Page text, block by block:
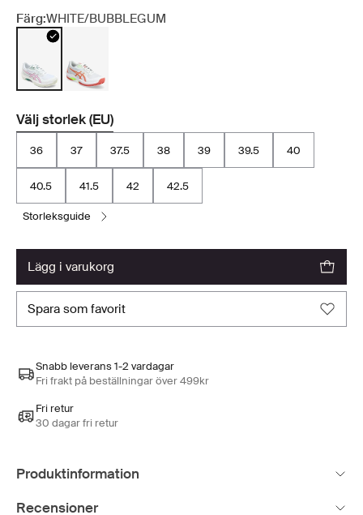
Färg:WHITE/BUBBLEGUM
Välj storlek (EU)
36 37 37.5 38 39 39.5 40
40.5 41.5 42 42.5
storleksguide
lägg i varukorg
spara som favorit
Snabb leverans 1-2 vardagar
Fri frakt på beställningar över 499kr
Fri retur
30 dagar fri retur
Produktinformation
Recensioner